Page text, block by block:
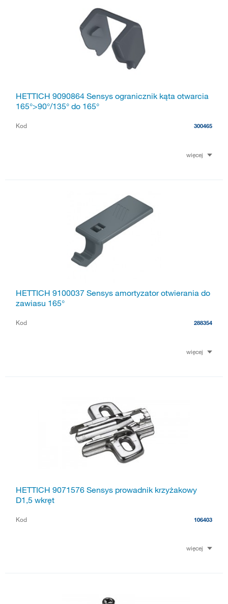
HETTICH 9090864 Sensys ogranicznik kąta otwarcia
165°>90°/135° do 165°
Kod 300465
więcej
HETTICH 9100037 Sensys amortyzator otwierania do
zawiasu 165°
Kod 288354
więcej
HETTICH 9071576 Sensys prowadnik krzyżakowy
D1,5 wkręt
Kod 106403
więcej